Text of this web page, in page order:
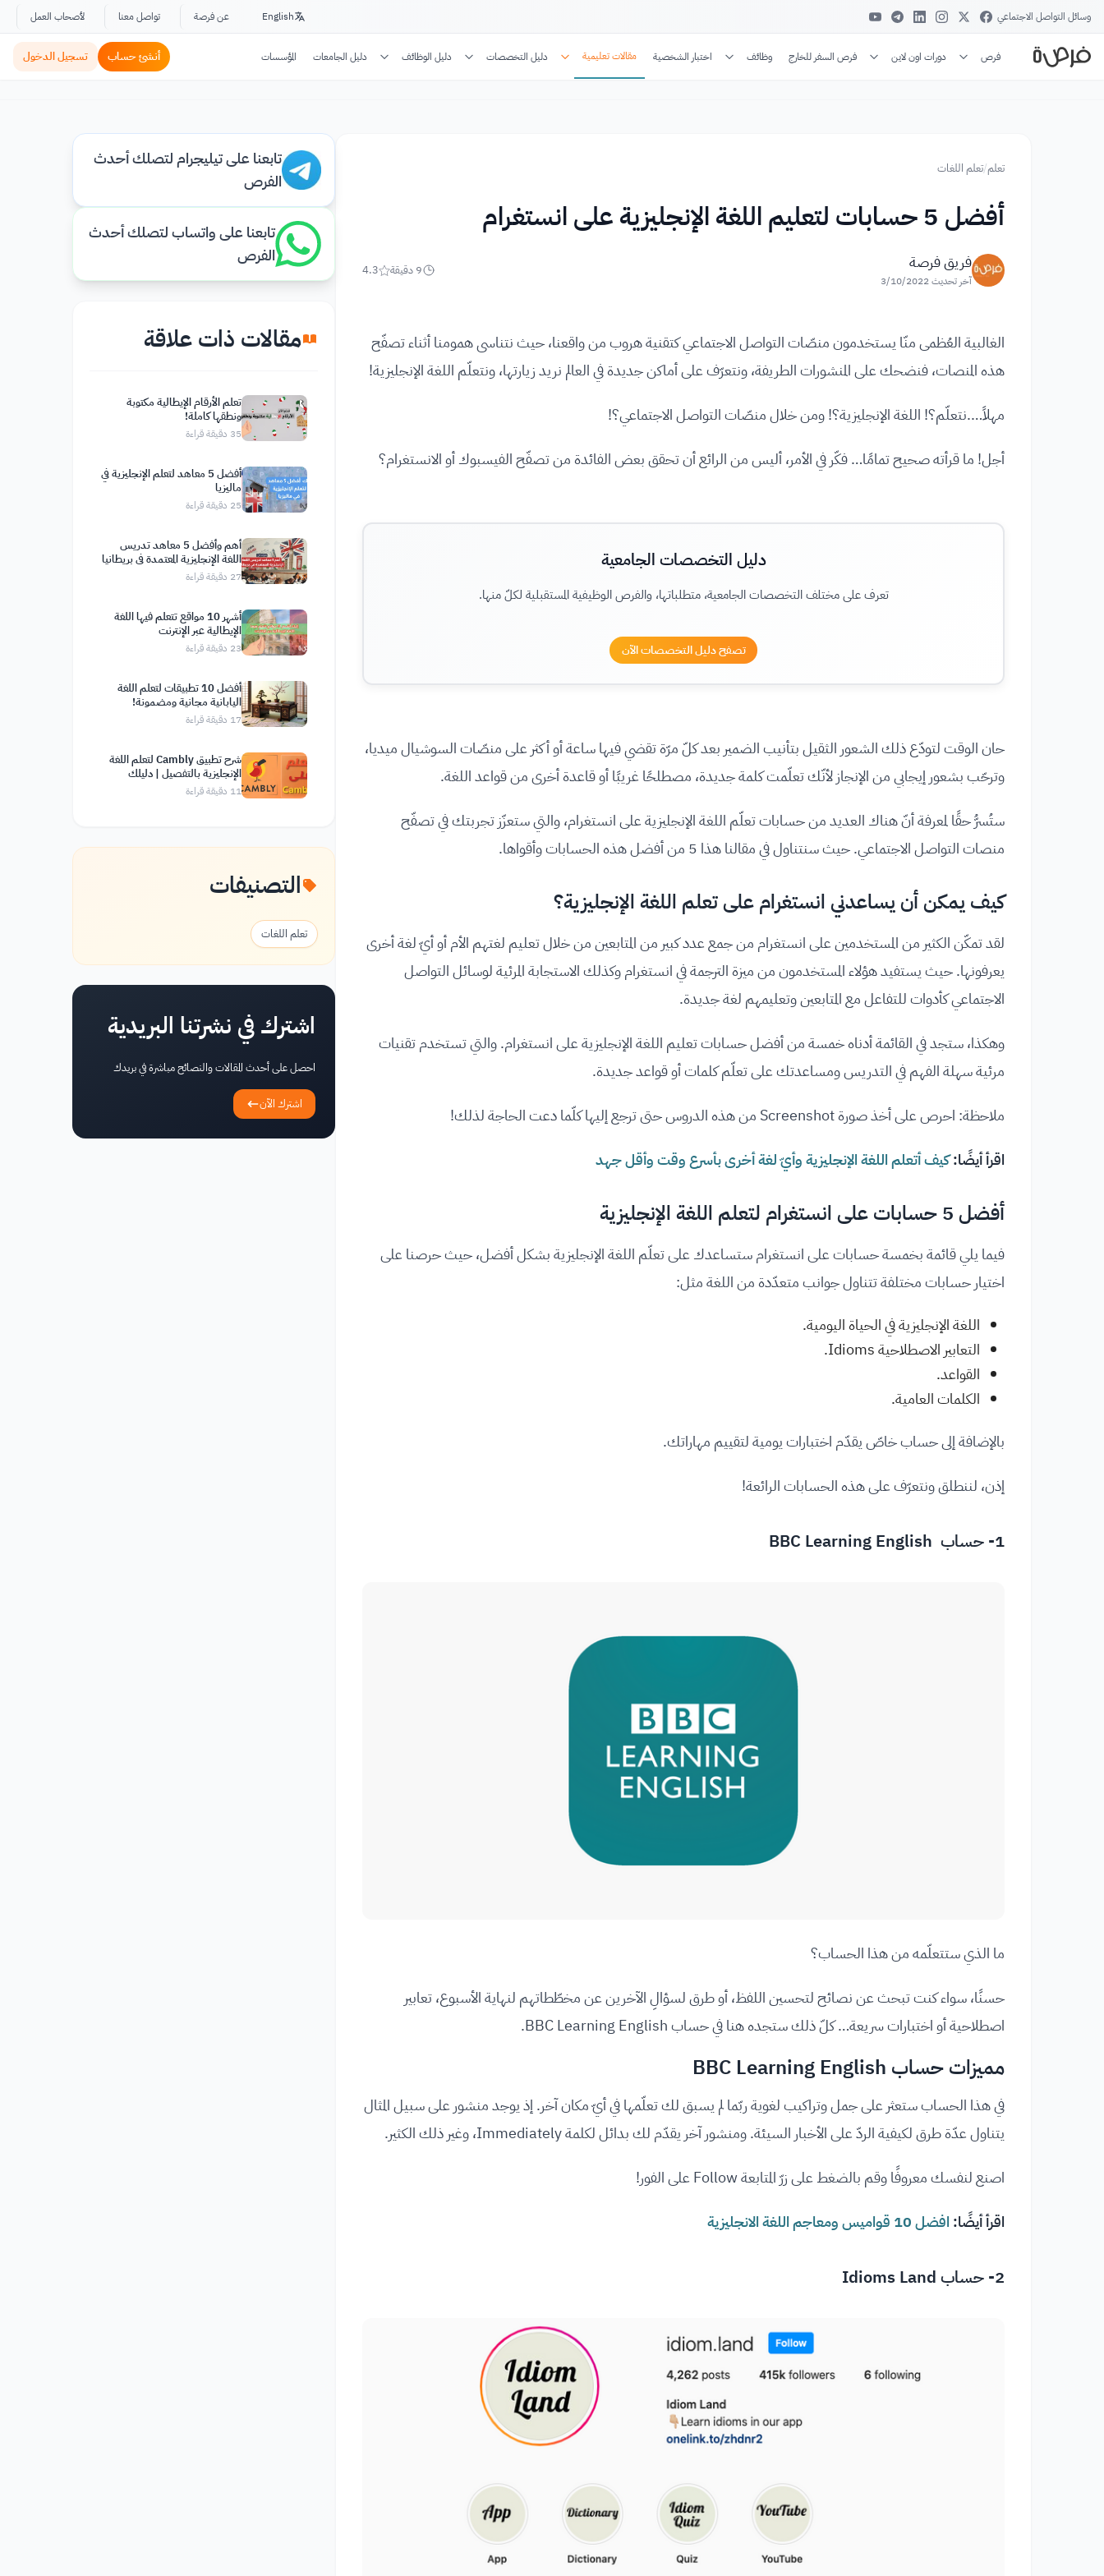
وسائل التواصل الاجتماعي English عن فرصة تواصل معنا لأصحاب العمل
فرص دورات اون لاين فرص السفر للخارج وظائف اختبار الشخصية مقالات تعليمية دليل التخصصات دليل الوظائف دليل الجامعات المؤسسات أنشئ حساب تسجيل الدخول
تعلم/تعلم اللغات
أفضل 5 حسابات لتعليم اللغة الإنجليزية على انستغرام
فريق فرصة
آخر تحديث3/10/2022
9 دقيقة 4.3
الغالبية العُظمى منّا يستخدمون منصّات التواصل الاجتماعي كتقنية هروب من واقعنا، حيث نتناسى همومنا أثناء تصفّح
هذه المنصات، فنضحك على المنشورات الطريفة، ونتعرّف على أماكن جديدة في العالم نريد زيارتها، ونتعلّم اللغة الإنجليزية!
مهلاً….نتعلّم؟! اللغة الإنجليزية؟! ومن خلال منصّات التواصل الاجتماعي؟!
أجل! ما قرأته صحيح تمامًا… فكّر في الأمر، أليس من الرائع أن تحقق بعض الفائدة من تصفّح الفيسبوك أو الانستغرام؟
دليل التخصصات الجامعية
تعرف على مختلف التخصصات الجامعية، متطلباتها، والفرص الوظيفية المستقبلية لكلّ منها.
تصفح دليل التخصصات الآن
حان الوقت لتودّع ذلك الشعور الثقيل بتأنيب الضمير بعد كلّ مرّة تقضي فيها ساعة أو أكثر على منصّات السوشيال ميديا،
وترحّب بشعور إيجابي من الإنجاز لأنّك تعلّمت كلمة جديدة، مصطلحًا غريبًا أو قاعدة أخرى من قواعد اللغة.
ستُسرُّ حقًا لمعرفة أنّ هناك العديد من حسابات تعلّم اللغة الإنجليزية على انستغرام، والتي ستعزّز تجربتك في تصفّح
منصات التواصل الاجتماعي. حيث سنتناول في مقالنا هذا 5 من أفضل هذه الحسابات وأقواها.
كيف يمكن أن يساعدني انستغرام على تعلم اللغة الإنجليزية؟
لقد تمكّن الكثير من المستخدمين على انستغرام من جمع عدد كبير من المتابعين من خلال تعليم لغتهم الأم أو أيّ لغة أخرى
يعرفونها. حيث يستفيد هؤلاء المستخدمون من ميزة الترجمة في انستغرام وكذلك الاستجابة المرئية لوسائل التواصل
الاجتماعي كأدوات للتفاعل مع المتابعين وتعليمهم لغة جديدة.
وهكذا، ستجد في القائمة أدناه خمسة من أفضل حسابات تعليم اللغة الإنجليزية على انستغرام. والتي تستخدم تقنيات
مرئية سهلة الفهم في التدريس ومساعدتك على تعلّم كلمات أو قواعد جديدة.
ملاحظة: احرص على أخذ صورة Screenshot من هذه الدروس حتى ترجع إليها كلّما دعت الحاجة لذلك!
اقرأ أيضًا:كيف أتعلم اللغة الإنجليزية وأيّ لغة أخرى بأسرع وقت وأقل جهد
أفضل 5 حسابات على انستغرام لتعلم اللغة الإنجليزية
فيما يلي قائمة بخمسة حسابات على انستغرام ستساعدك على تعلّم اللغة الإنجليزية بشكل أفضل، حيث حرصنا على
اختيار حسابات مختلفة تتناول جوانب متعدّدة من اللغة مثل:
اللغة الإنجليزية في الحياة اليومية.
التعابير الاصطلاحية Idioms.
القواعد.
الكلمات العامية.
بالإضافة إلى حساب خاصّ يقدّم اختبارات يومية لتقييم مهاراتك.
إذن، لننطلق ونتعرّف على هذه الحسابات الرائعة!
1- حساب BBC Learning English
ما الذي ستتعلّمه من هذا الحساب؟
حسنًا، سواء كنت تبحث عن نصائح لتحسين اللفظ، أو طرق لسؤالِ الآخرين عن مخطّطاتهم لنهاية الأسبوع، تعابير
اصطلاحية أو اختبارات سريعة… كلّ ذلك ستجده هنا في حساب BBC Learning English.
مميزات حساب BBC Learning English
في هذا الحساب ستعثر على جمل وتراكيب لغوية ربّما لم يسبق لك تعلّمها في أيّ مكان آخر. إذ يوجد منشور على سبيل المثال
يتناول عدّة طرق لكيفية الردّ على الأخبار السيئة. ومنشور آخر يقدّم لك بدائل لكلمة Immediately، وغير ذلك الكثير.
اصنع لنفسك معروفًا وقم بالضغط على زرّ المتابعة Follow على الفور!
اقرأ أيضًا: افضل 10 قواميس ومعاجم اللغة الانجليزية
2- حساب Idioms Land
تابعنا على تيليجرام لتصلك أحدث
الفرص
تابعنا على واتساب لتصلك أحدث
الفرص
مقالات ذات علاقة
تعلم الأرقام الإيطالية مكتوبة
ونطقها كاملة!
35 دقيقة قراءة
أفضل 5 معاهد لتعلم الإنجليزية في
ماليزيا
25 دقيقة قراءة
أهم وأفضل 5 معاهد تدريس
اللغة الإنجليزية المعتمدة في بريطانيا
27 دقيقة قراءة
أشهر 10 مواقع تتعلم فيها اللغة
الإيطالية عبر الإنترنت
23 دقيقة قراءة
أفضل 10 تطبيقات لتعلم اللغة
اليابانية مجانية ومضمونة!
17 دقيقة قراءة
شرح تطبيق Cambly لتعلم اللغة
الإنجليزية بالتفصيل | دليلك
الشامل
11 دقيقة قراءة
التصنيفات
تعلم اللغات
اشترك في نشرتنا البريدية
احصل على أحدث المقالات والنصائح مباشرة في بريدك
اشترك الآن